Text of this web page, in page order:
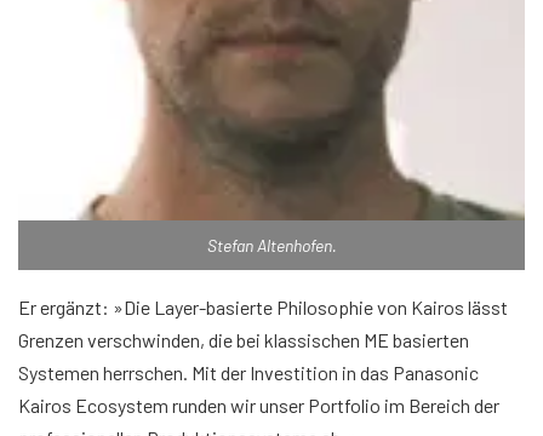
Stefan Altenhofen.
Er ergänzt: »Die Layer-basierte Philosophie von Kairos lässt
Grenzen verschwinden, die bei klassischen ME basierten
Systemen herrschen. Mit der Investition in das Panasonic
Kairos Ecosystem runden wir unser Portfolio im Bereich der